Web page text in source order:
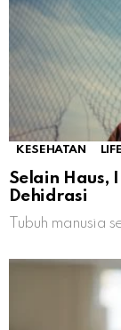
KESEHATAN
Selain Haus,
Dehidrasi
Tubuh